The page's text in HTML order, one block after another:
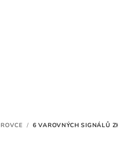
/ 6 VAROVNÝCH SIGNÁLŮ